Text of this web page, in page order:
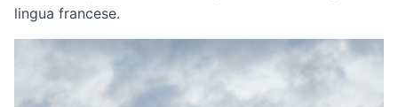
lingua francese.